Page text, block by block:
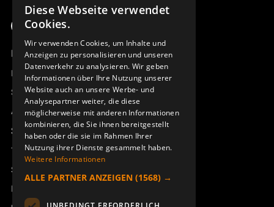
JOYSTICK MJ-2K 1-AXIS DS
Produktübersicht
Remotus
Sesam
Access_Ctrl
Support
Technischer Support
Service buchen
Handbücher und Videoanleitungen
SWEDISH
DEUTSCH
Diese Webseite verwendet
Cookies.
Wir verwenden Cookies, um Inhalte und
Anzeigen zu personalisieren und unseren
Datenverkehr zu analysieren. Wir geben
Informationen über Ihre Nutzung unserer
Website auch an unsere Werbe- und
Analysepartner weiter, die diese
möglicherweise mit anderen Informationen
kombinieren, die Sie ihnen bereitgestellt
haben oder die sie im Rahmen Ihrer
Nutzung ihrer Dienste gesammelt haben.
Weitere Informationen
ALLE PARTNER ANZEIGEN (1568) →